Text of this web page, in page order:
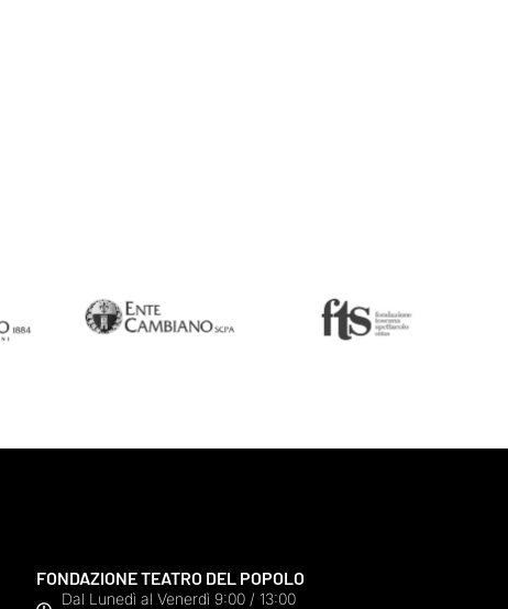
FONDAZIONE TEATRO DEL POPOLO
Dal Lunedì al Venerdì 9:00 / 13:00